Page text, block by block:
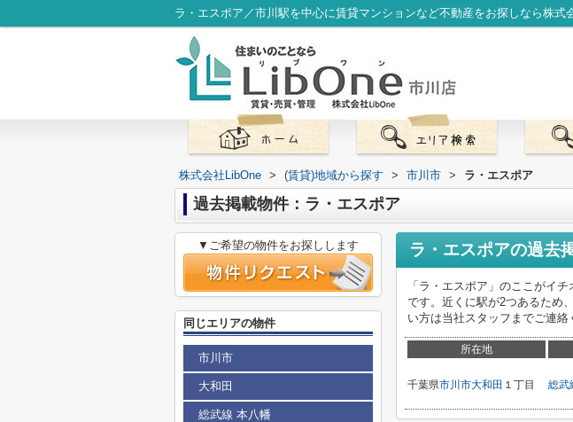
ラ・エスポア／市川駅を中心に賃貸マンションなど不動産をお探しなら株式
株式会社LibOne > (賃貸)地域から探す > 市川市 > ラ・エスポア
過去掲載物件：ラ・エスポア
ラ・エスポアの過去
「ラ・エスポア」のここがイ
です。近くに駅が2つあるため
い方は当社スタッフまでご連絡
所在地
千葉県市川市大和田 １丁目 総武
▼ご希望の物件をお探しします
同じエリアの物件
市川市
大和田
総武線 本八幡